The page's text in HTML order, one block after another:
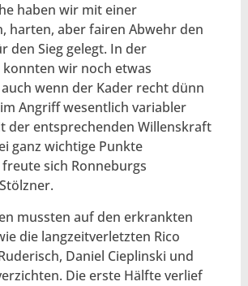
haben wir mit einer
harten, aber fairen Abwehr den
den Sieg gelegt. In der
konnten wir noch etwas
wenn der Kader recht dünn
Angriff wesentlich variabler
der entsprechenden Willenskraft
ganz wichtige Punkte
sich Ronneburgs
mussten auf den erkrankten
die langzeitverletzten Rico
Daniel Cieplinski und
Die erste Hälfte verlief